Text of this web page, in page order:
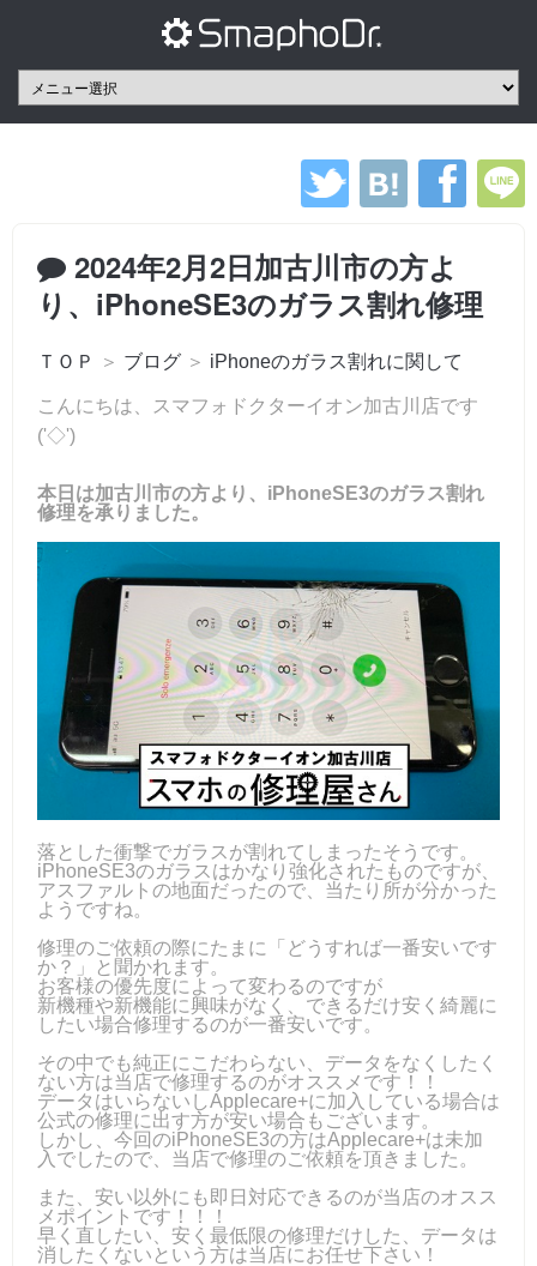
2024年2月2日加古川市の方よ
り、iPhoneSE3のガラス割れ修理
ＴＯＰ ＞ ブログ ＞ iPhoneのガラス割れに関して
こんにちは、スマフォドクターイオン加古川店です
('◇')ゞ
本日は加古川市の方より、iPhoneSE3のガラス割れ
修理を承りました。
落とした衝撃でガラスが割れてしまったそうです。
iPhoneSE3のガラスはかなり強化されたものですが、
アスファルトの地面だったので、当たり所が分かった
ようですね。
修理のご依頼の際にたまに「どうすれば一番安いです
か？」と聞かれます。
お客様の優先度によって変わるのですが
新機種や新機能に興味がなく、できるだけ安く綺麗に
したい場合修理するのが一番安いです。
その中でも純正にこだわらない、データをなくしたく
ない方は当店で修理するのがオススメです！！
データはいらないしApplecare+に加入している場合は
公式の修理に出す方が安い場合もございます。
しかし、今回のiPhoneSE3の方はApplecare+は未加
入でしたので、当店で修理のご依頼を頂きました。
また、安い以外にも即日対応できるのが当店のオスス
メポイントです！！！
早く直したい、安く最低限の修理だけした、データは
消したくないという方は当店にお任せ下さい！